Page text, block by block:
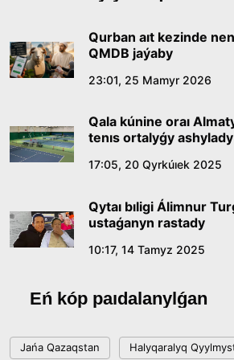
baıqaýynyń jeńimpazy Aqerke
16:27, 23 Shilde 2026
Qazaq tilindegi «qut»
09:21, 21 Shilde 2026
Abaıdyń adam tárbıesi týraly
18:59, 20 Shilde 2026
álde básekelesi me?
Qurban aıt kezinde
QMDB jaýaby
23:01, 25 Mamyr 2026
Qala kúnine oraı
tenıs ortalyǵy ashylady
17:05, 20 Qyrkúıek 2025
Qytaı bıligi Álimnur
ustaǵanyn rastady
10:17, 14 Tamyz 2025
Eń kóp paıdalanylǵan
Jańa Qazaqstan Halyqaralyq